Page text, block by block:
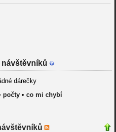
návštěvníků
dárečky
počty• co mi chybí